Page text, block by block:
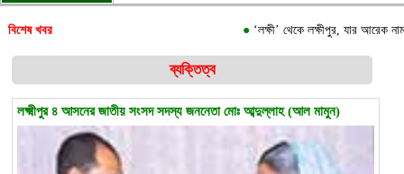
বিশেষ খবর ‘লক্ষী’ থেকে লক্ষীপুর, যার আরেক নাম
ব্যক্তিত্ব
লক্ষ্মীপুর ৪ আসনের জাতীয় সংসদ সদস্য জননেতা মোঃ আব্দুল্লাহ (আল মামুন)